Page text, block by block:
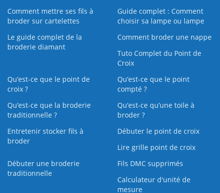
Comment mettre ses fils à
broder sur cartelettes
Guide complet : Comment
choisir sa lampe ou lampe
Le guide complet de la
broderie diamant
Comment broder une nappe
Tuto Complet du Point de
Croix
Qu’est-ce que le point de
croix ?
Qu’est-ce que le point
compté ?
Qu’est-ce que la broderie
traditionnelle ?
Qu’est‑ce qu’une toile à
broder ?
Entretenir stocker fils à
broder
Débuter le point de croix
Lire grille point de croix
Débuter une broderie
traditionnelle
Fils DMC supprimés
Calculateur d'unité de
mesure